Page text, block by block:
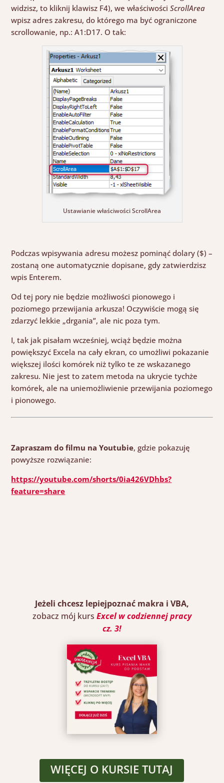
widzisz, to kliknij klawisz F4), we właściwościScrollArea
wpisz adres zakresu, do którego ma być ograniczone
scrollowanie, np.: A1:D17. O tak:
Ustawianie właściwości ScrollArea
Podczas wpisywania adresu możesz pominąć dolary ($) –
zostaną one automatycznie dopisane, gdy zatwierdzisz
wpis Enterem.
Od tej pory nie będzie możliwości pionowego i
poziomego przewijania arkusza! Oczywiście mogą się
zdarzyć lekkie „drgania”, ale nic poza tym.
I, tak jak pisałam wcześniej, wciąż będzie można
powiększyć Excela na cały ekran, co umożliwi pokazanie
większej ilości komórek niż tylko te ze wskazanego
zakresu. Nie jest to zatem metoda na ukrycie tychże
komórek, ale na uniemożliwienie przewijania poziomego
i pionowego.
Zapraszam do filmu na Youtubie, gdzie pokazuję
powyższe rozwiązanie:
https://youtube.com/shorts/0ia426VDhbs?
feature=share
Jeżeli chcesz lepiejpoznać makra i VBA,
zobacz mój kurs Excel w codziennej pracy
cz. 3!
WIĘCEJ O KURSIE TUTAJ